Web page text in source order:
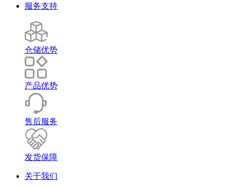
服务支持
仓储优势
产品优势
售后服务
发货保障
关于我们